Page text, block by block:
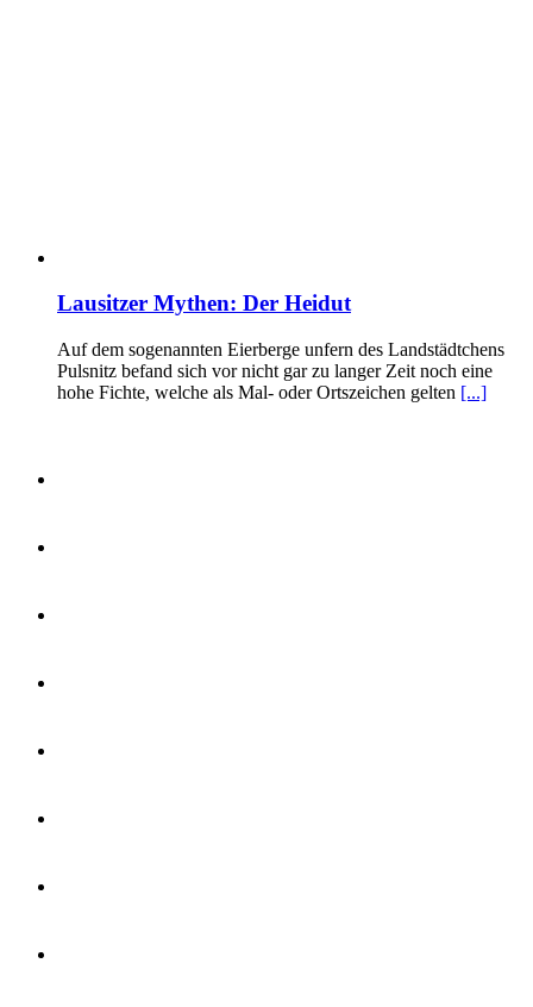
Lausitzer Mythen: Der Heidut
Auf dem sogenannten Eierberge unfern des Landstädtchens
Pulsnitz befand sich vor nicht gar zu langer Zeit noch eine
hohe Fichte, welche als Mal- oder Ortszeichen gelten [...]